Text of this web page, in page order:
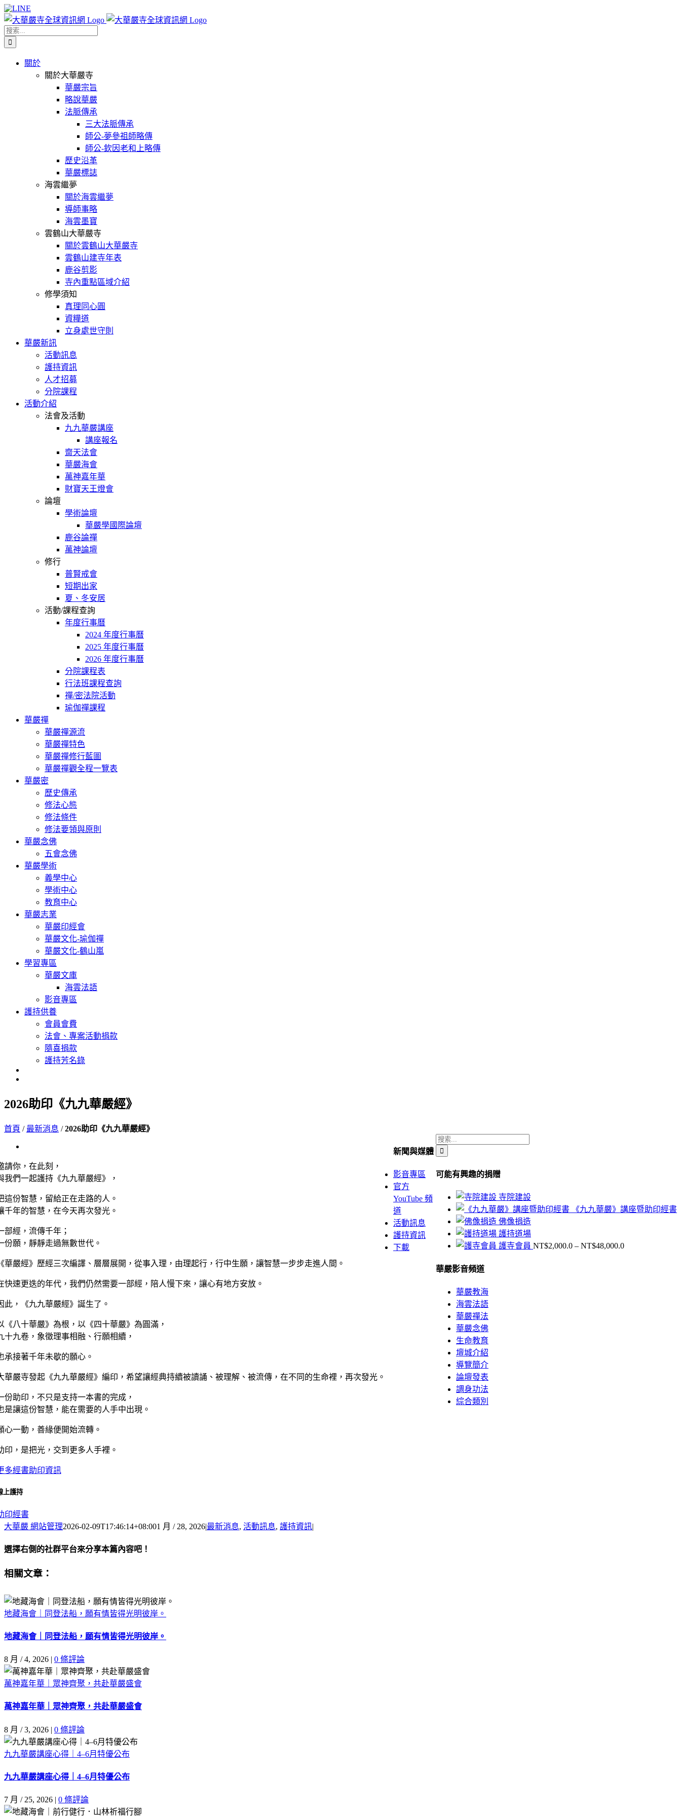
Skip
to
content
Facebook
X
WeChat
YouTube
LINE
搜
索
關於
關於大華嚴寺
華嚴宗旨
略說華嚴
法脈傳承
三大法脈傳承
師公-夢參祖師略傳
師公-欽因老和上略傳
歷史沿革
華嚴標誌
海雲繼夢
關於海雲繼夢
導師事略
海雲墨寶
雲鶴山大華嚴寺
關於雲鶴山大華嚴寺
雲鶴山建寺年表
鹿谷剪影
寺內重點區域介紹
修學須知
真理同心圓
資糧道
立身處世守則
華嚴新訊
活動訊息
護持資訊
人才招募
分院課程
活動介紹
法會及活動
九九華嚴講座
講座報名
齋天法會
華嚴海會
萬神嘉年華
財寶天王燈會
論壇
學術論壇
華嚴學國際論壇
鹿谷論禪
萬神論壇
修行
普賢戒會
短期出家
夏、冬安居
活動/課程查詢
年度行事曆
2024 年度行事曆
2025 年度行事曆
2026 年度行事曆
分院課程表
行法班課程查詢
禪/密法院活動
瑜伽禪課程
華嚴禪
華嚴禪源流
華嚴禪特色
華嚴禪修行藍圖
華嚴禪觀全程一覽表
華嚴密
歷史傳承
修法心態
修法條件
修法要領與原則
華嚴念佛
五會念佛
華嚴學術
義學中心
學術中心
教育中心
華嚴志業
華嚴印經會
華嚴文化-瑜伽禪
華嚴文化-鶴山嵐
學習專區
華嚴文庫
海雲法語
影音專區
護持供養
會員會費
法會、專案活動捐款
隨喜捐款
護持芳名錄
2026助印《九九華嚴經》
首頁 / 最新消息 /2026助印《九九華嚴經》
Image
請你，在此刻，
我們一起護持《九九華嚴經》，
這份智慧，留給正在走路的人。
千年的智慧，在今天再次發光。
部經，流傳千年；
份願，靜靜走過無數世代。
華嚴經》歷經三次編譯、層層展開，從事入理，由理起行，行中生願，讓智慧一步步走進人間。
快速更迭的年代，我們仍然需要一部經，陪人慢下來，讓心有地方安放。
此，《九九華嚴經》誕生了。
《八十華嚴》為根，以《四十華嚴》為圓滿，
十九卷，象徵理事相融、行願相續，
承接著千年未歇的願心。
華嚴寺發起《九九華嚴經》編印，希望讓經典持續被讀誦、被理解、被流傳，在不同的生命裡，再次發光。
份助印，不只是支持一本書的完成，
是讓這份智慧，能在需要的人手中出現。
心一動，善緣便開始流轉。
印，是把光，交到更多人手裡。
多經書助印資訊
上護持
印經書
大華嚴 網站管理2026-02-09T17:46:14+08:001 月 / 28, 2026|最新消息, 活動訊息, 護持資訊|
選擇右側的社群平台來分享本篇內容吧！
Facebook
X
Email:
相關文章：
地藏海會｜同登法船，願有情皆得光明彼岸。
地藏海會｜同登法船，願有情皆得光明彼岸。
8 月 / 4, 2026 | 0 條評論
萬神嘉年華｜眾神齊聚，共赴華嚴盛會
萬神嘉年華｜眾神齊聚，共赴華嚴盛會
8 月 / 3, 2026 | 0 條評論
九九華嚴講座心得｜4–6月特優公布
九九華嚴講座心得｜4–6月特優公布
7 月 / 25, 2026 | 0 條評論
搜
索
果：
可能有興趣的捐贈
寺院建設
《九九華嚴》講座暨助印經書
佛像捐造
護持道場
護寺會員 NT$2,000.0 – NT$48,000.0價
華嚴影音頻道
華嚴教海
海雲法語
華嚴禪法
華嚴念佛
生命教育
壇城介紹
導覽簡介
論壇發表
調身功法
綜合類別
新聞與媒體
影音專區
官方
YouTube 頻
道
活動訊息
護持資訊
下載